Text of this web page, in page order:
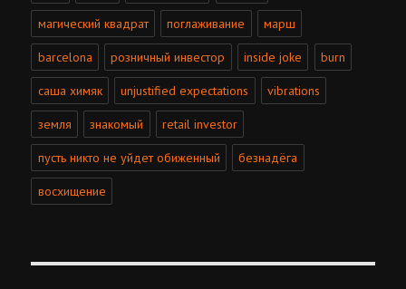
магический квадрат поглаживание марш
barcelona розничный инвестор inside joke burn
саша химяк unjustified expectations vibrations
земля знакомый retail investor
пусть никто не уйдет обиженный безнадёга
восхищение